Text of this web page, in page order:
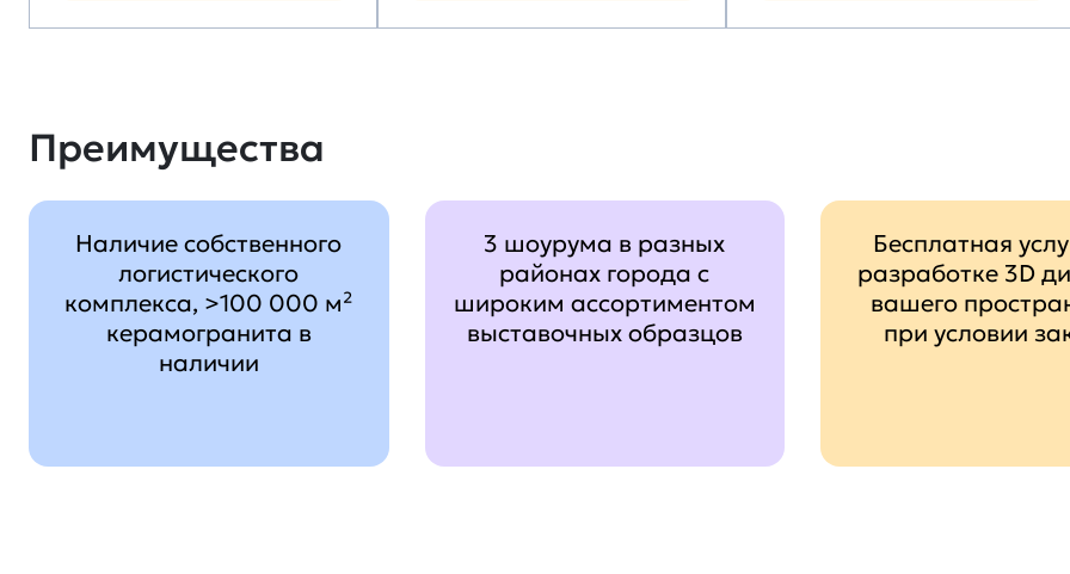
Преимущества
Наличие собственного
логистического
комплекса, >100 000 м²
керамогранита в
наличии
3 шоурума в разных
районах города с
широким ассортиментом
выставочных образцов
Бесплатная
разработке 3D
вашего
при условии